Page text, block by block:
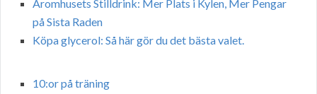
Aromhusets Stilldrink: Mer Plats i Kylen, Mer Pengar
på Sista Raden
Köpa glycerol: Så här gör du det bästa valet.
10:or på träning